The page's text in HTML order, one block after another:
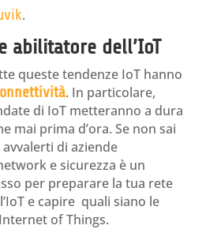
.
abilitatore dell’IoT
queste tendenze IoT hanno
. In particolare,
di IoT metteranno a dura
mai prima d’ora. Se non sai
di aziende
e sicurezza è un
per preparare la tua rete
e capire quali siano le
of Things.